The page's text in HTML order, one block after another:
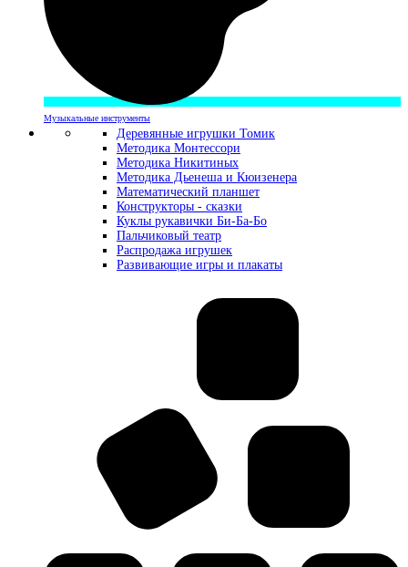
Музыкальные инструменты
Деревянные игрушки Томик
Методика Монтессори
Методика Никитиных
Методика Дьенеша и Кюизенера
Математический планшет
Конструкторы - сказки
Куклы рукавички Би-Ба-Бо
Пальчиковый театр
Распродажа игрушек
Развивающие игры и плакаты